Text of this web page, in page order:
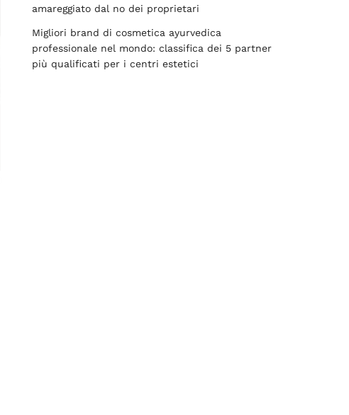
amareggiato dal no dei proprietari
Migliori brand di cosmetica ayurvedica
professionale nel mondo: classifica dei 5 partner
più qualificati per i centri estetici